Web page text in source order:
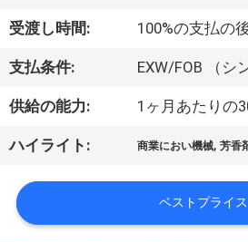
て
工
場
旅
行
受渡し時間: 100%の支払の
支払条件: EXW/FOB （シ
供給の能力: 1ヶ月あたりの
ハイライト: 商業におい機械,芳香
ベストプライス